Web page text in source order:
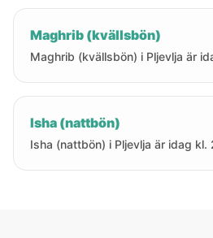
Maghrib (kvällsbön)
Maghrib (kvällsbön) i Pljevlja är
Isha (nattbön)
Isha (nattbön) i Pljevlja är idag kl.